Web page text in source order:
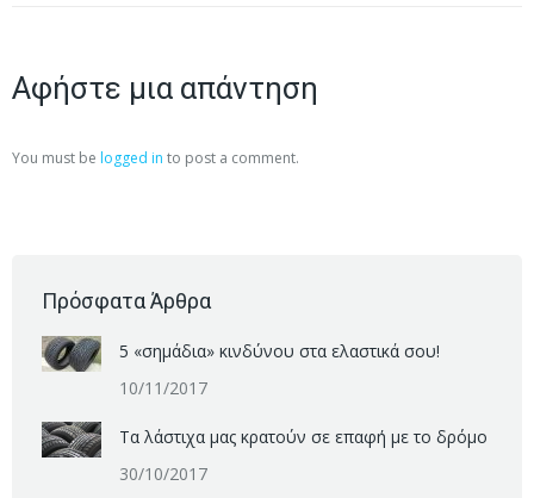
Αφήστε μια απάντηση
You must be logged in to post a comment.
Πρόσφατα Άρθρα
5 «σημάδια» κινδύνου στα ελαστικά σου!
10/11/2017
Τα λάστιχα μας κρατούν σε επαφή με το δρόμο
30/10/2017